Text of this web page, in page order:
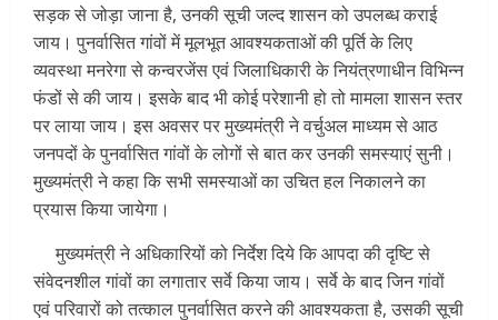
सड़क से जोड़ा जाना है, उनकी सूची जल्द शासन को उपलब्ध कराई
जाय। पुनर्वासित गांवों में मूलभूत आवश्यकताओं की पूर्ति के लिए
व्यवस्था मनरेगा से कन्वरजेंस एवं जिलाधिकारी के नियंत्रणाधीन विभिन्न
फंडों से की जाय। इसके बाद भी कोई परेशानी हो तो मामला शासन स्तर
पर लाया जाय। इस अवसर पर मुख्यमंत्री ने वर्चुअल माध्यम से आठ
जनपदों के पुनर्वासित गांवों के लोगों से बात कर उनकी समस्याएं सुनी।
मुख्यमंत्री ने कहा कि सभी समस्याओं का उचित हल निकालने का
प्रयास किया जायेगा।
मुख्यमंत्री ने अधिकारियों को निर्देश दिये कि आपदा की दृष्टि से
संवेदनशील गांवों का लगातार सर्वे किया जाय। सर्वे के बाद जिन गांवों
एवं परिवारों को तत्काल पुनर्वासित करने की आवश्यकता है, उसकी सूची